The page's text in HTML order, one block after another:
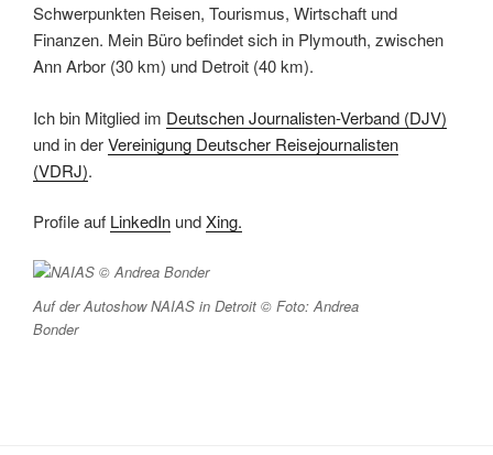
Schwerpunkten Reisen, Tourismus, Wirtschaft und
Finanzen. Mein Büro befindet sich in Plymouth, zwischen
Ann Arbor (30 km) und Detroit (40 km).
Ich bin Mitglied im Deutschen Journalisten-Verband (DJV)
und in derVereinigung Deutscher Reisejournalisten
(VDRJ).
Profile auf LinkedIn undXing.
Auf der Autoshow NAIAS in Detroit © Foto: Andrea
Bonder